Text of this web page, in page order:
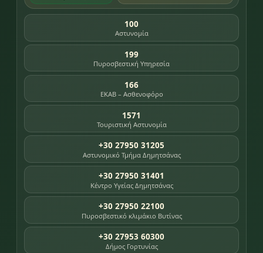
100
Αστυνομία
199
Πυροσβεστική Υπηρεσία
166
ΕΚΑΒ – Ασθενοφόρο
1571
Τουριστική Αστυνομία
+30 27950 31205
Αστυνομικό Τμήμα Δημητσάνας
+30 27950 31401
Κέντρο Υγείας Δημητσάνας
+30 27950 22100
Πυροσβεστικό κλιμάκιο Βυτίνας
+30 27953 60300
Δήμος Γορτυνίας